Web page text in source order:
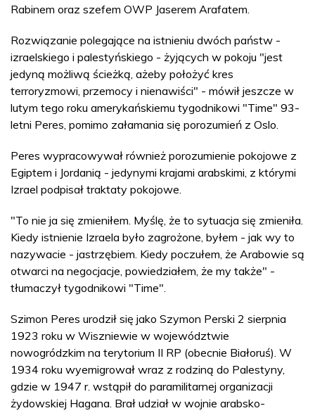
Rabinem oraz szefem OWP Jaserem Arafatem.
Rozwiązanie polegające na istnieniu dwóch państw -
izraelskiego i palestyńskiego - żyjących w pokoju "jest
jedyną możliwą ścieżką, ażeby położyć kres
terroryzmowi, przemocy i nienawiści" - mówił jeszcze w
lutym tego roku amerykańskiemu tygodnikowi "Time" 93-
letni Peres, pomimo załamania się porozumień z Oslo.
Peres wypracowywał również porozumienie pokojowe z
Egiptem i Jordanią - jedynymi krajami arabskimi, z którymi
Izrael podpisał traktaty pokojowe.
"To nie ja się zmieniłem. Myślę, że to sytuacja się zmieniła.
Kiedy istnienie Izraela było zagrożone, byłem - jak wy to
nazywacie - jastrzębiem. Kiedy poczułem, że Arabowie są
otwarci na negocjacje, powiedziałem, że my także" -
tłumaczył tygodnikowi "Time".
Szimon Peres urodził się jako Szymon Perski 2 sierpnia
1923 roku w Wiszniewie w województwie
nowogródzkim na terytorium II RP (obecnie Białoruś). W
1934 roku wyemigrował wraz z rodziną do Palestyny,
gdzie w 1947 r. wstąpił do paramilitarnej organizacji
żydowskiej Hagana. Brał udział w wojnie arabsko-